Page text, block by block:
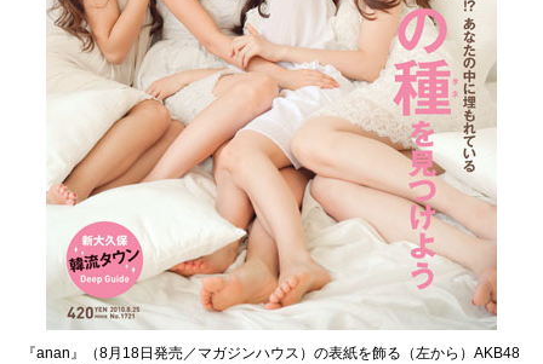
『anan』（8月18日発売／マガジンハウス）の表紙を飾る（左から）AKB48